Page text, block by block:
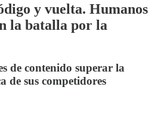
y vuelta. Humanos
la batalla por la
de contenido superar la
de sus competidores